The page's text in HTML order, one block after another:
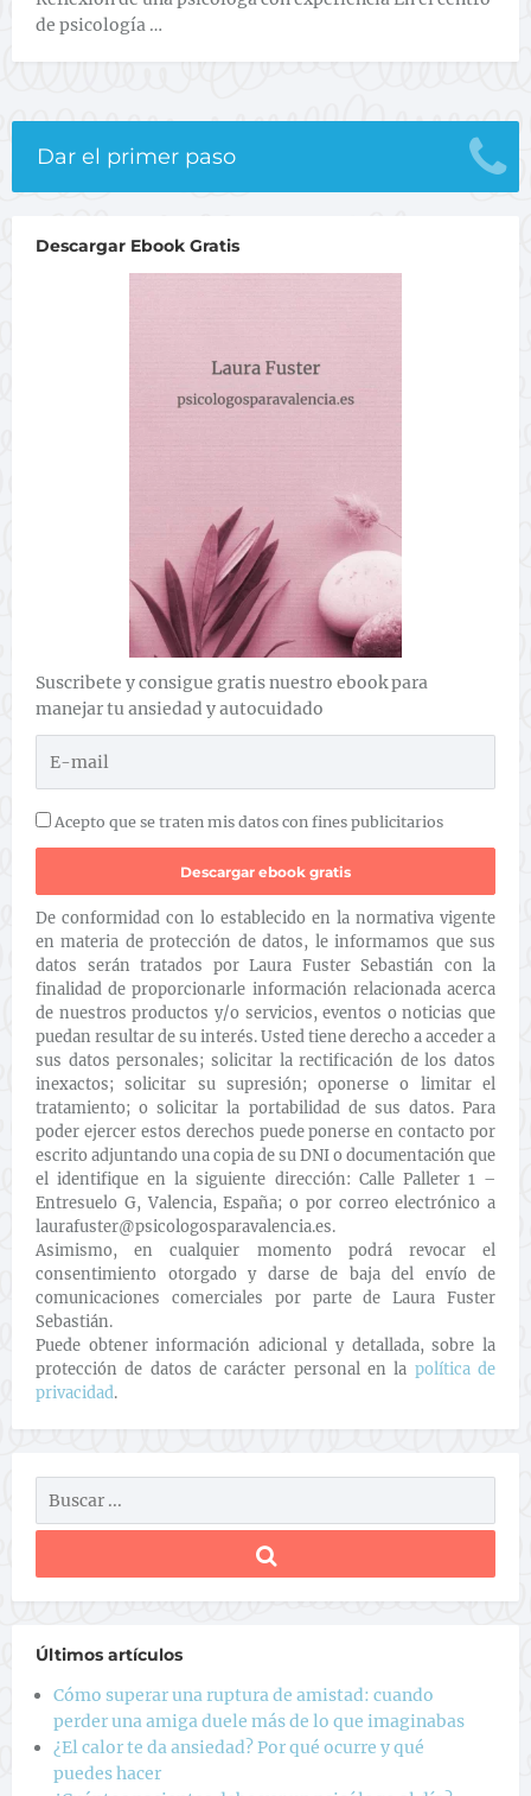
de psicología …
Dar el primer paso
Descargar Ebook Gratis
Suscribete y consigue gratis nuestro ebook para
manejar tu ansiedad y autocuidado
Acepto que se traten mis datos con fines publicitarios
De conformidad con lo establecido en la normativa vigente
en materia de protección de datos, le informamos que sus
datos serán tratados por Laura Fuster Sebastián con la
finalidad de proporcionarle información relacionada acerca
de nuestros productos y/o servicios, eventos o noticias que
puedan resultar de su interés. Usted tiene derecho a acceder a
sus datos personales; solicitar la rectificación de los datos
inexactos; solicitar su supresión; oponerse o limitar el
tratamiento; o solicitar la portabilidad de sus datos. Para
poder ejercer estos derechos puede ponerse en contacto por
escrito adjuntando una copia de su DNI o documentación que
el identifique en la siguiente dirección: Calle Palleter 1 –
Entresuelo G, Valencia, España; o por correo electrónico a
laurafuster@psicologosparavalencia.es.
Asimismo, en cualquier momento podrá revocar el
consentimiento otorgado y darse de baja del envío de
comunicaciones comerciales por parte de Laura Fuster
Sebastián.
Puede obtener información adicional y detallada, sobre la
protección de datos de carácter personal en la política de
privacidad.
Últimos artículos
Cómo superar una ruptura de amistad: cuando
perder una amiga duele más de lo que imaginabas
¿El calor te da ansiedad? Por qué ocurre y qué
puedes hacer